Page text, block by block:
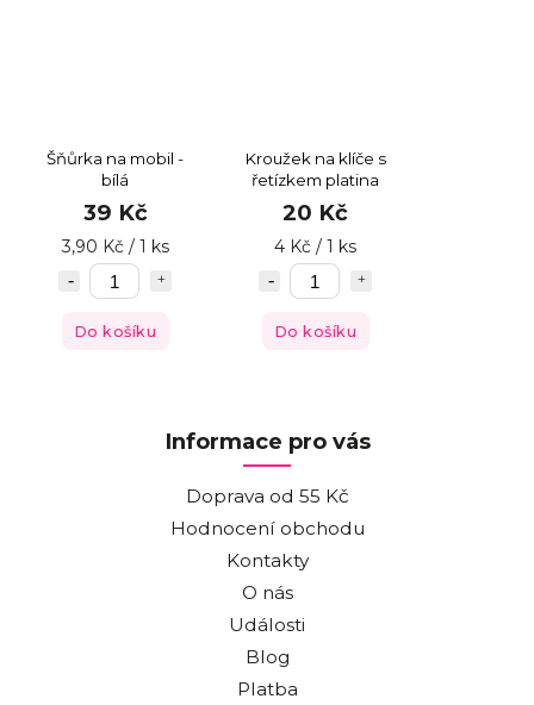
Šňůrka na mobil -
bílá
39 Kč
3,90 Kč / 1 ks
Do košíku
Kroužek na klíče s
řetízkem platina
20 Kč
4 Kč / 1 ks
Do košíku
Informace pro vás
Doprava od 55 Kč
Hodnocení obchodu
Kontakty
O nás
Události
Blog
Platba